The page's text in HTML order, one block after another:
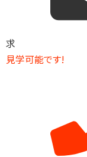
求
見学可能です!